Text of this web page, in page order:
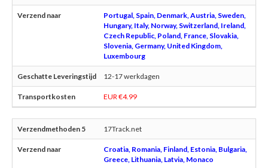
Portugal, Spain, Denmark, Austria, Sweden,
Hungary, Italy, Norway, Switzerland, Ireland,
Czech Republic, Poland, France, Slovakia,
Slovenia, Germany, United Kingdom,
Luxembourg
12-17 werkdagen
EUR €4.99
17Track.net
Croatia, Romania, Finland, Estonia, Bulgaria,
Greece, Lithuania, Latvia, Monaco